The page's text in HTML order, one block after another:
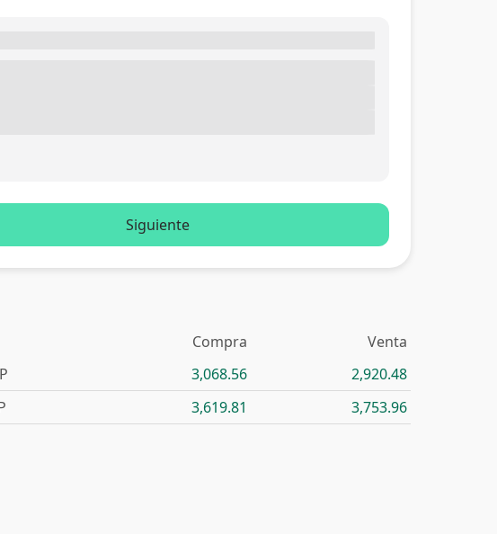
Siguiente
Compra
Venta
3,068.56
2,920.48
3,619.81 3,753.96